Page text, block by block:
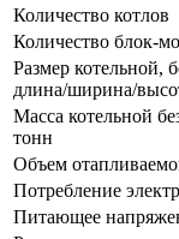
Количество котлов
Количество блок-
Размер котельной,
длина/ширина/
Масса котельной
тонн
Объем
Потребление
Питающее